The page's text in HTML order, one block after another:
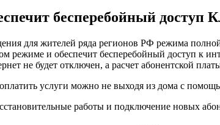
бесперебойный доступ
для жителей ряда регионов РФ режима
режиме и обеспечит бесперебойный доступ к
не будет отключен, а расчет абонентской
услуги можно не выходя из дома с
работы и подключение новых